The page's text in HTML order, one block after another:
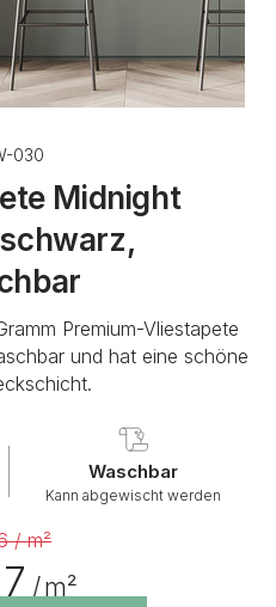
030
Midnight
Premium-Vliestapete
und hat eine schöne
Waschbar
Kann abgewischt werden
/ m²
/ m²